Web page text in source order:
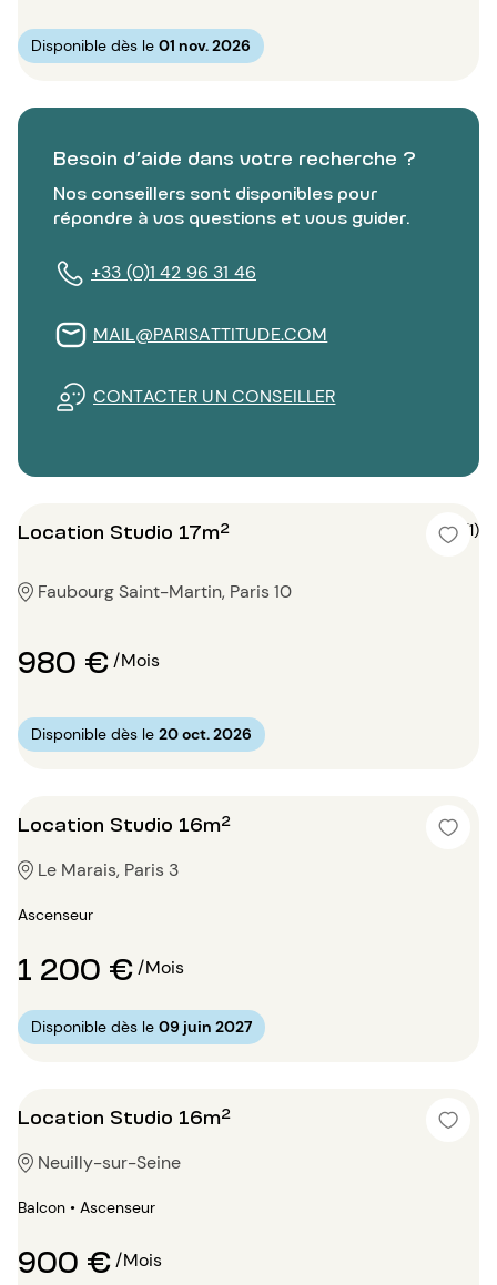
Besoin d’aide dans votre recherche ?
Nos conseillers sont disponibles pour
répondre à vos questions et vous guider.
+33 (0)1 42 96 31 46
MAIL@PARISATTITUDE.COM
CONTACTER UN CONSEILLER
Disponible dès le 01 nov. 2026
Location Studio 17m² 5 (1)
Faubourg Saint-Martin, Paris 10
980 €/Mois
Disponible dès le 20 oct. 2026
Location Studio 16m²
Le Marais, Paris 3
Ascenseur
1 200 €/Mois
Disponible dès le 09 juin 2027
Location Studio 16m²
Neuilly-sur-Seine
Balcon • Ascenseur
900 €/Mois